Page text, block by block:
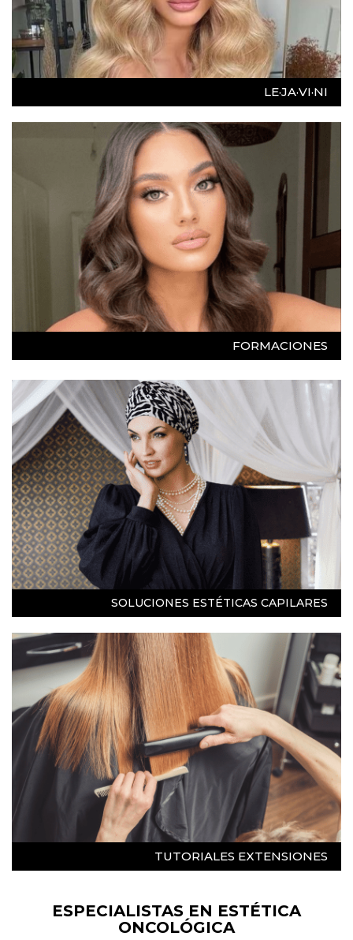
LE·JA·VI·NI
FORMACIONES
SOLUCIONES ESTÉTICAS CAPILARES
TUTORIALES EXTENSIONES
ESPECIALISTAS EN ESTÉTICA
ONCOLÓGICA